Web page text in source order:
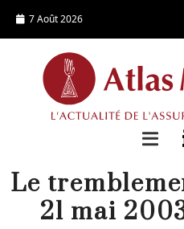
7 Août 2026
Le
21 mai